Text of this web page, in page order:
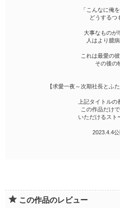
「こんなに俺
どうするつ
大事なものが
人はより臆
これは最愛の
その後の
【求愛一夜～次期社長とふ
上記タイトル
この作品だけ
いただけるスト
2023.4.4
この作品のレビュー